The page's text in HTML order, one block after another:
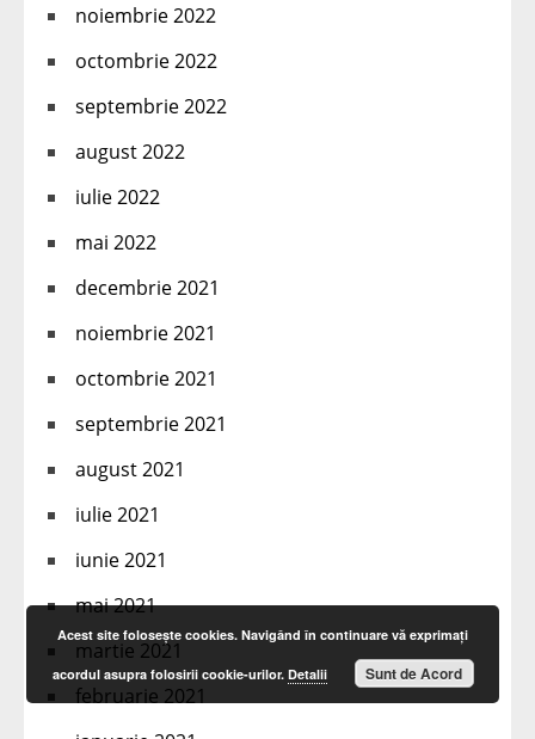
noiembrie 2022
octombrie 2022
septembrie 2022
august 2022
iulie 2022
mai 2022
decembrie 2021
noiembrie 2021
octombrie 2021
septembrie 2021
august 2021
iulie 2021
iunie 2021
mai 2021
martie 2021
februarie 2021
Acest site foloseşte cookies. Navigând în continuare vă exprimaţi
acordul asupra folosirii cookie-urilor. Detalii Sunt de Acord